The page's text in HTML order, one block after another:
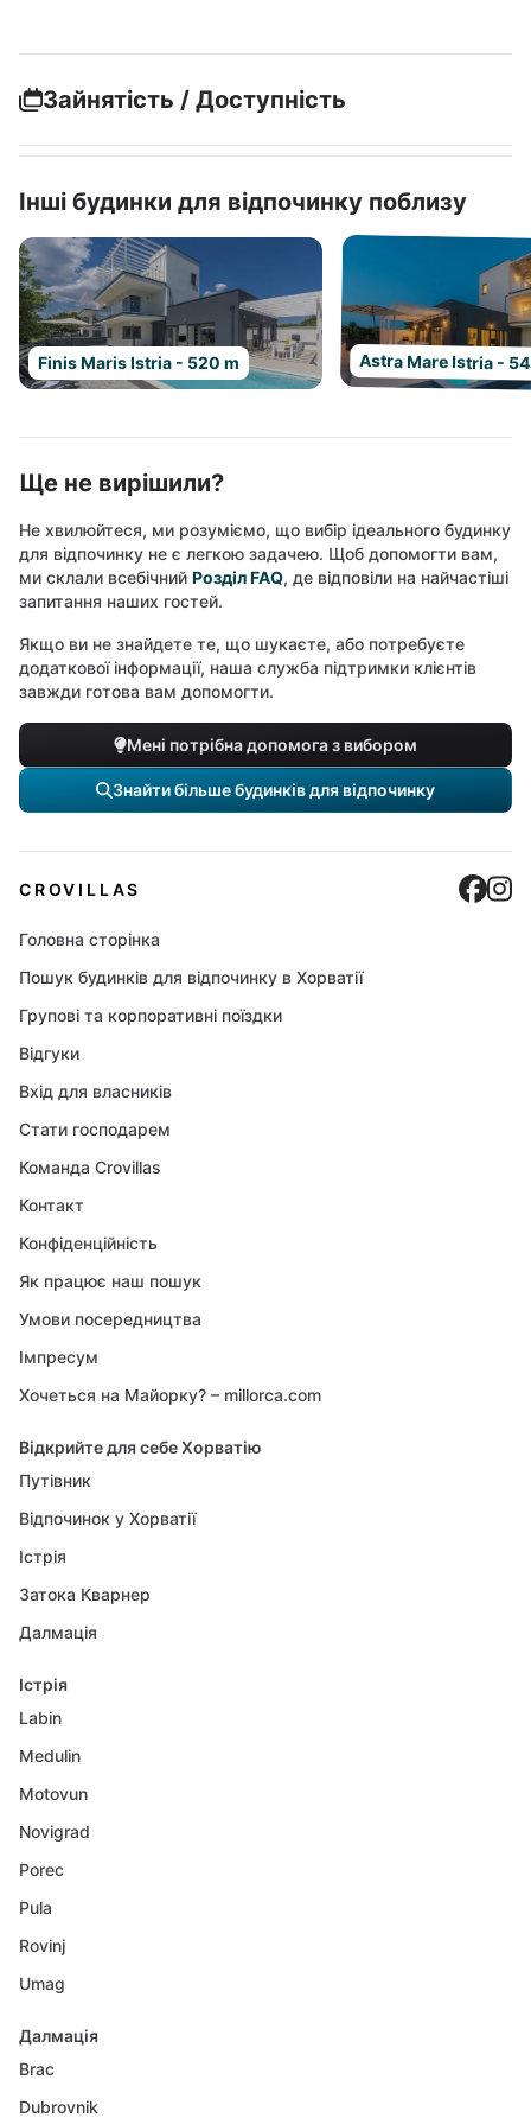
Зайнятість / Доступність
Інші будинки для відпочинку поблизу
Finis Maris Istria - 520 m Astra Mare Istria -
Ще не вирішили?
Не хвилюйтеся, ми розуміємо, що вибір ідеального будинку
для відпочинку не є легкою задачею. Щоб допомогти вам,
ми склали всебічний Розділ FAQ, де відповіли на найчастіші
запитання наших гостей.
Якщо ви не знайдете те, що шукаєте, або потребуєте
додаткової інформації, наша служба підтримки клієнтів
завжди готова вам допомогти.
Мені потрібна допомога з вибором
Знайти більше будинків для відпочинку
CROVILLAS
Головна сторінка
Пошук будинків для відпочинку в Хорватії
Групові та корпоративні поїздки
Відгуки
Вхід для власників
Стати господарем
Команда Crovillas
Контакт
Конфіденційність
Як працює наш пошук
Умови посередництва
Імпресум
Хочеться на Майорку? – millorca.com
Відкрийте для себе Хорватію
Путівник
Відпочинок у Хорватії
Істрія
Затока Кварнер
Далмація
Істрія
Labin
Medulin
Motovun
Novigrad
Porec
Pula
Rovinj
Umag
Далмація
Brac
Dubrovnik